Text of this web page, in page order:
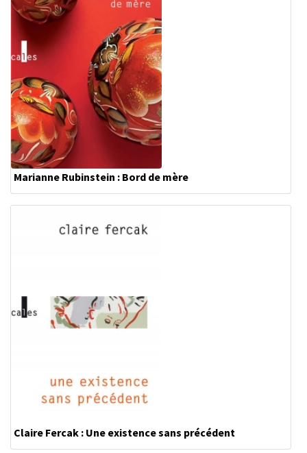
Marianne Rubinstein : Bord de mère
Claire Fercak : Une existence sans précédent